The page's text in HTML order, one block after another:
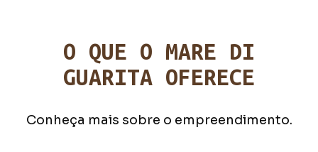
O QUE O MARE DI
GUARITA OFERECE
Conheça mais sobre o empreendimento.